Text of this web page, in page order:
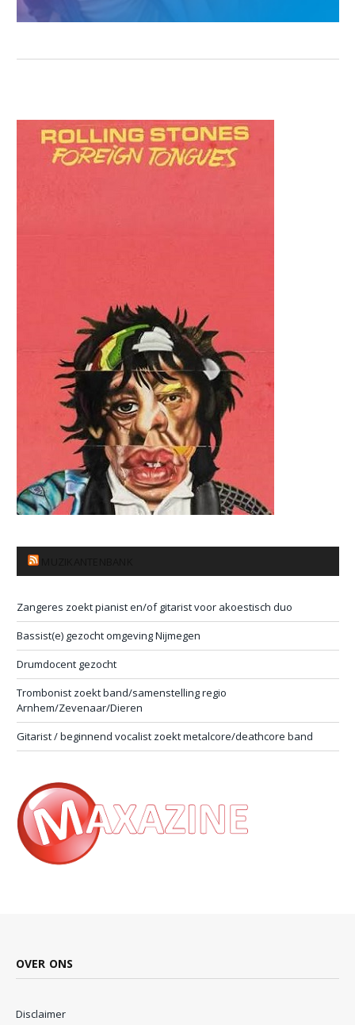
Zangeres zoekt pianist en/of gitarist voor akoestisch duo
Bassist(e) gezocht omgeving Nijmegen
Drumdocent gezocht
Trombonist zoekt band/samenstelling regio
Arnhem/Zevenaar/Dieren
Gitarist / beginnend vocalist zoekt metalcore/deathcore band
OVER ONS
Disclaimer